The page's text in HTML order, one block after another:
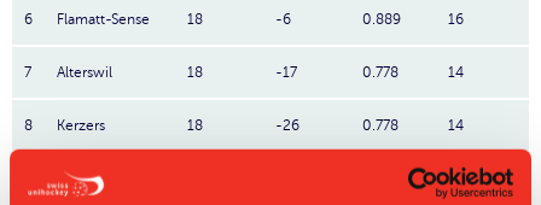
6 Flamatt-Sense 18 -6 0.889 16
7 Alterswil 18 -17 0.778 14
8 Kerzers 18 -26 0.778 14
La Chaux-de-
Fonds
13